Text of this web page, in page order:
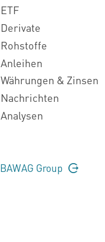
ETF
Derivate
Rohstoffe
Anleihen
Währungen & Zinsen
Nachrichten
Analysen
BAWAG Group